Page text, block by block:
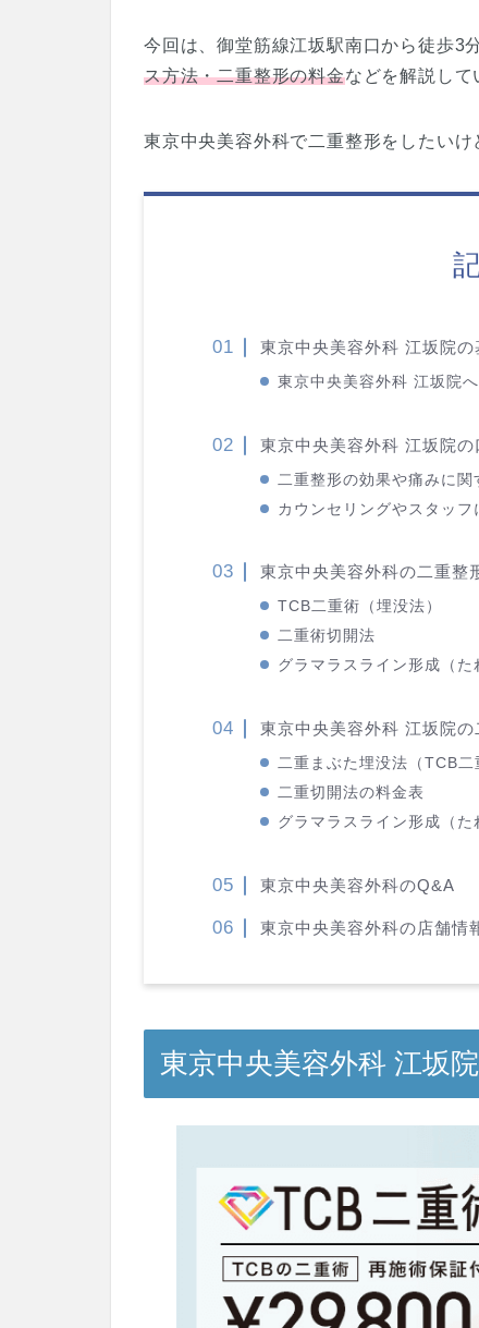
今回は、御堂筋線江坂駅南口から徒歩3
ス方法・二重整形の料金などを解説して
東京中央美容外科で二重整形をしたい
東京中央美容外科 江坂院の
東京中央美容外科 江坂院
東京中央美容外科 江坂院の
二重整形の効果や痛みに関
カウンセリングやスタッフ
東京中央美容外科の二重整
TCB二重術（埋没法）
二重術切開法
グラマラスライン形成（た
東京中央美容外科 江坂院
二重まぶた埋没法（TCB
二重切開法の料金表
グラマラスライン形成（た
東京中央美容外科のQ&A
東京中央美容外科の店舗情
東京中央美容外科 江坂